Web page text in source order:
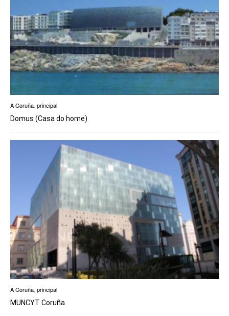
A Coruña, principal
Domus (Casa do home)
A Coruña principal
MUNCYT Coruña